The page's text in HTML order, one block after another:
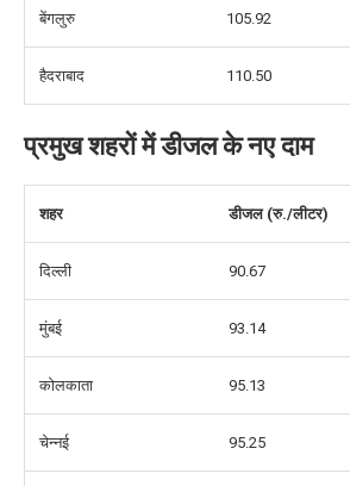
बेंगलुरु 105.92
हैदराबाद 110.50
प्रमुख शहरों में डीजल के नए दाम
शहर डीजल (रु./लीटर)
दिल्ली 90.67
मुंबई 93.14
कोलकाता 95.13
चेन्नई 95.25